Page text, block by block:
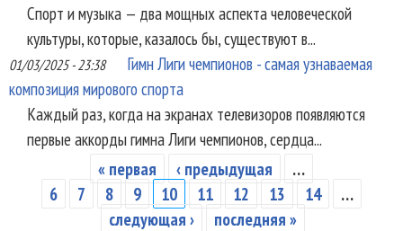
Спорт и музыка — два мощных аспекта человеческой
культуры, которые, казалось бы, существуют в...
01/03/2025 - 23:38
Гимн Лиги чемпионов - самая узнаваемая
композиция мирового спорта
Каждый раз, когда на экранах телевизоров появляются
первые аккорды гимна Лиги чемпионов, сердца...
Страницы
« первая ‹ предыдущая
…
6
7 8 9 10 11 12 13 14
…
следующая ›
последняя »